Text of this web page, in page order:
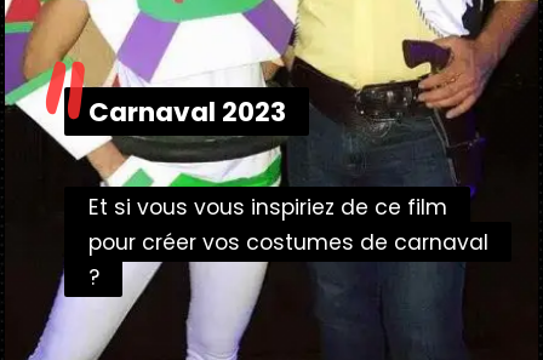
Et si vous vous inspiriez de ce film
pour créer vos costumes de carnaval
?
Et si vous vous inspiriez de ce film
pour créer vos costumes de carnaval
?
Carnaval 2023
Carnaval 2023
"